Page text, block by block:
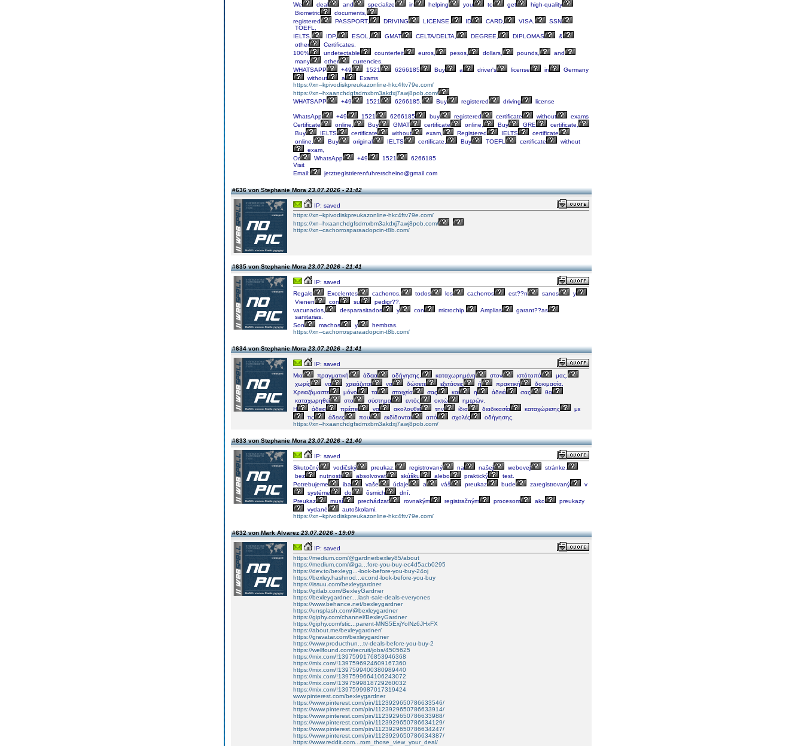
We
deal and specialize in helping you to get
high-quality
Biometric
documents,
registered
PASSPORT, DRIVING LICENSE, ID CARD, VISA,
SSN
TOEFL,
IELTS,
IDP, ESOL, GMAT CELTA/DELTA, DEGREE, DIPLOMAS
&
other
Certificates.
100%
undetectable counterfeit euros, pesos, dollars, pounds,
and
many
other
currencies.
WHATSAPP
+49 1521 6266185 Buy a driver's license in
Germany
without
a
Exams
https://xn--kpivodiskpreukazonline-hkc4ftv79e.com/
https://xn--hxaanchdgfsdrnxbm3akdxj7awj8pob.com/
WHATSAPP
+49 1521 6266185, Buy registered driving license
WhatsApp +49 1521 6266185 buy registered certificate without
exams
Certificate
online, Buy GMAT certificate online, Buy GRE
certificate,
Buy
IELTS certificate without exam, Registered IELTS
certificate
online,
Buy original IELTS certificate, Buy TOEFL certificate
without
exam,
Or
WhatsApp +49 1521
6266185
Visit
Email:
jetztregistrierenfuhrerscheino@gmail.com
#636 von Stephanie Mora23.07.2026 - 21:42
IP: saved
https://xn--kpivodiskpreukazonline-hkc4ftv79e.com/
https://xn--hxaanchdgfsdrnxbm3akdxj7awj8pob.com/
https://xn--cachorrosparaadopcin-t8b.com/
#635 von Stephanie Mora23.07.2026 - 21:41
IP: saved
Regalo
Excelentes cachorros, todos los cachorros est??n sanos
y
Vienen
con su
pedigr??,
vacunados,
desparasitados y con microchip. Amplias
garant??as
sanitarias.
Son
machos y
hembras.
https://xn--cachorrosparaadopcin-t8b.com/
#634 von Stephanie Mora23.07.2026 - 21:41
IP: saved
Μια
πραγματική άδεια οδήγησης, καταχωρημένη στον ιστότοπό
μας,
χωρίς
να χρειάζεται να δώσετε εξετάσεις ή πρακτική
δοκιμασία.
Χρειαζόμαστε
μόνο τα στοιχεία σας και η άδειά σας
θα
καταχωρηθεί
στο σύστημα εντός οκτώ
ημερών.
Η
άδεια πρέπει να ακολουθεί την ίδια διαδικασία καταχώρισης
με
τις
άδειες που εκδίδονται από σχολές
οδήγησης.
https://xn--hxaanchdgfsdrnxbm3akdxj7awj8pob.com/
#633 von Stephanie Mora23.07.2026 - 21:40
IP: saved
Skutočný
vodičský preukaz, registrovaný na našej webovej
stránke,
bez
nutnosti absolvovať skúšku alebo praktický
test.
Potrebujeme
iba vaše údaje a váš preukaz bude zaregistrovaný
v
systéme
do ôsmich
dní.
Preukaz
musí prechádzať rovnakým registračným procesom ako
preukazy
vydané
autoškolami.
https://xn--kpivodiskpreukazonline-hkc4ftv79e.com/
#632 von Mark Alvarez23.07.2026 - 19:09
IP: saved
https://medium.com/@gardnerbexley85/about
https://medium.com/@ga...fore-you-buy-ec4d5acb0295
https://dev.to/bexleyg...-look-before-you-buy-24oj
https://bexley.hashnod...econd-look-before-you-buy
https://issuu.com/bexleygardner
https://gitlab.com/BexleyGardner
https://bexleygardner....lash-sale-deals-everyones
https://www.behance.net/bexleygardner
https://unsplash.com/@bexleygardner
https://giphy.com/channel/BexleyGardner
https://giphy.com/stic...parent-MNS5ExjYolNz6JHxFX
https://about.me/bexleygardner/
https://gravatar.com/bexleygardner
https://www.producthun...tv-deals-before-you-buy-2
https://wellfound.com/recruit/jobs/4505625
https://mix.com/!1397599176853946368
https://mix.com/!1397596924609167360
https://mix.com/!1397599400380989440
https://mix.com/!1397599664106243072
https://mix.com/!1397599818729260032
https://mix.com/!1397599987017319424
www.pinterest.com/bexleygardner
https://www.pinterest.com/pin/1123929650786633546/
https://www.pinterest.com/pin/1123929650786633914/
https://www.pinterest.com/pin/1123929650786633988/
https://www.pinterest.com/pin/1123929650786634129/
https://www.pinterest.com/pin/1123929650786634247/
https://www.pinterest.com/pin/1123929650786634387/
https://www.reddit.com...rom_those_view_your_deal/